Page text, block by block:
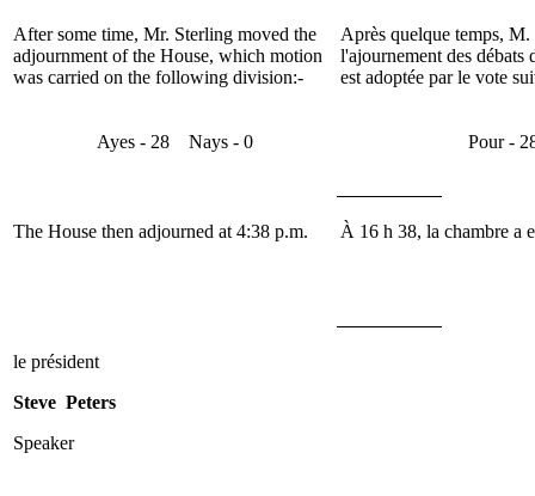
After some time, Mr. Sterling moved the
adjournment of the House, which motion
was carried on the following division:-
Après quelque temps, M.
l'ajournement des débats
est adoptée par le vote
Ayes- 28 Nays- 0 Pour-
The House then adjourned at 4:38 p.m. À 16 h 38, la chambre a
le président
Steve Peters
Speaker